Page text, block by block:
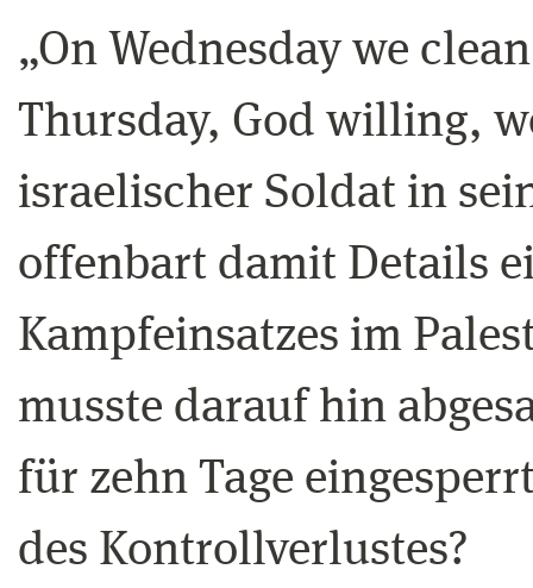
„On Wednesday we
Thursday, God willing,
israelischer Soldat in
offenbart damit Details
Kampfeinsatzes im
musste darauf hin
für zehn Tage
des Kontrollverlustes?